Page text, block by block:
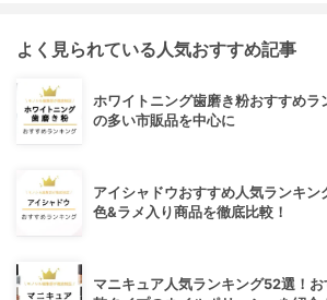
よく見られている人気おすすめ記事
ホワイトニング歯磨き粉おすすめラ
の多い市販品を中心に
アイシャドウおすすめ人気ランキ
色&ラメ入り商品を徹底比較！
マニキュア人気ランキング52選！